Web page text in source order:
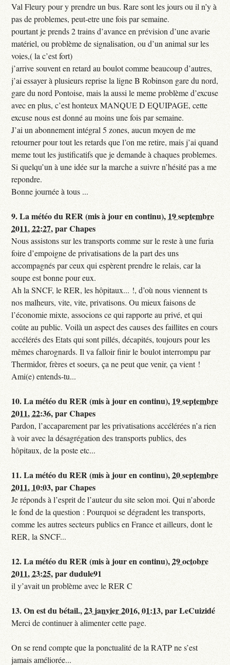
Val Fleury pour y prendre un bus. Rare sont les jours ou il n’y à
pas de problemes, peut-etre une fois par semaine.
pourtant je prends 2 trains d’avance en prévision d’une avarie
matériel, ou problème de signalisation, ou d’un animal sur les
voies,( la c’est fort)
j’arrive souvent en retard au boulot comme beaucoup d’autres,
j’ai essayer à plusieurs reprise la ligne B Robinson gare du nord,
gare du nord Pontoise, mais la aussi le meme problème d’excuse
avec en plus, c’est honteux MANQUE D EQUIPAGE, cette
excuse nous est donné au moins une fois par semaine.
J’ai un abonnement intégral 5 zones, aucun moyen de me
retourner pour tout les retards que l’on me retire, mais j’ai quand
meme tout les justificatifs que je demande à chaques problemes.
Si quelqu’un à une idée sur la marche a suivre n’hésité pas a me
repondre.
Bonne journée à tous ...
9.La météo du RER (mis à jour en continu), 19 septembre
2011, 22:27,parChapes
Nous assistons sur les transports comme sur le reste à une furia
foire d’empoigne de privatisations de la part des uns
accompagnés par ceux qui espèrent prendre le relais, car la
soupe est bonne pour eux.
Ah la SNCF, le RER, les hôpitaux... !, d’où nous viennent ts
nos malheurs, vite, vite, privatisons. Ou mieux faisons de
l’économie mixte, associons ce qui rapporte au privé, et qui
coûte au public. Voilà un aspect des causes des faillites en cours
accélérés des Etats qui sont pillés, décapités, toujours pour les
mêmes charognards. Il va falloir finir le boulot interrompu par
Thermidor, frères et soeurs, ça ne peut que venir, ça vient !
Ami(e) entends-tu...
10.La météo du RER (mis à jour en continu), 19 septembre
2011, 22:36,parChapes
Pardon, l’accaparement par les privatisations accélérées n’a rien
à voir avec la désagrégation des transports publics, des
hôpitaux, de la poste etc...
11.La météo du RER (mis à jour en continu),20 septembre
2011, 10:03,parChapes
Je réponds à l’esprit de l’auteur du site selon moi. Qui n’aborde
le fond de la question : Pourquoi se dégradent les transports,
comme les autres secteurs publics en France et ailleurs, dont le
RER, la SNCF...
12.La météo du RER (mis à jour en continu),29 octobre
2011, 23:25,pardudule91
il y’avait un problème avec le RER C
13.On est du bétail.,23 janvier 2016, 01:13,parLeCuizidé
Merci de continuer à alimenter cette page.
On se rend compte que la ponctualité de la RATP ne s’est
jamais améliorée...